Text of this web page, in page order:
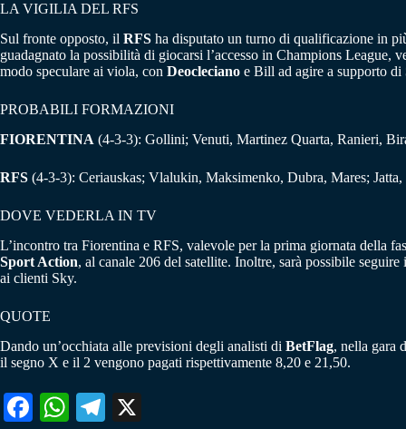
LA VIGILIA DEL RFS
Sul fronte opposto, il RFS ha disputato un turno di qualificazione in
guadagnato la possibilità di giocarsi l’accesso in Champions
modo speculare ai viola, con Deocleciano e Bill ad agire a supporto di
PROBABILI FORMAZIONI
FIORENTINA (4-3-3): Gollini; Venuti, Martinez Quarta, Ranieri,
RFS (4-3-3): Ceriauskas; Vlalukin, Maksimenko, Dubra, Mares;
DOVE VEDERLA IN TV
L’incontro tra Fiorentina e RFS, valevole per la prima giornata della
Sport Action, al canale 206 del satellite. Inoltre, sarà possibile
ai clienti Sky.
QUOTE
Dando un’occhiata alle previsioni degli analisti di BetFlag, nella gara
il segno X e il 2 vengono pagati rispettivamente 8,20 e 21,50.
Fa W
Te